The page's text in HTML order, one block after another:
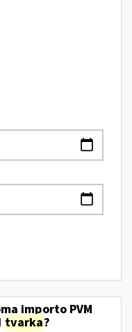
importo PVM
tvarka?